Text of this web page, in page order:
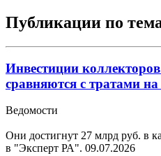
Публикации по
Инвестиции
сравняются с тратами
Ведомости
Они достигнут 27 млрд руб. в
в "Эксперт РА". 09.07.2026